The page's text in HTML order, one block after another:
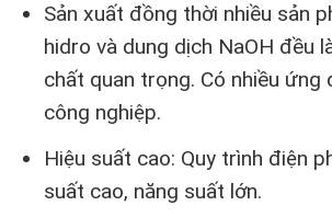
Sản xuất đồng thời nhiều sản
hidro và dung dịch NaOH đều
chất quan trọng. Có nhiều ứng
công nghiệp.
Hiệu suất cao: Quy trình điện
suất cao, năng suất lớn.